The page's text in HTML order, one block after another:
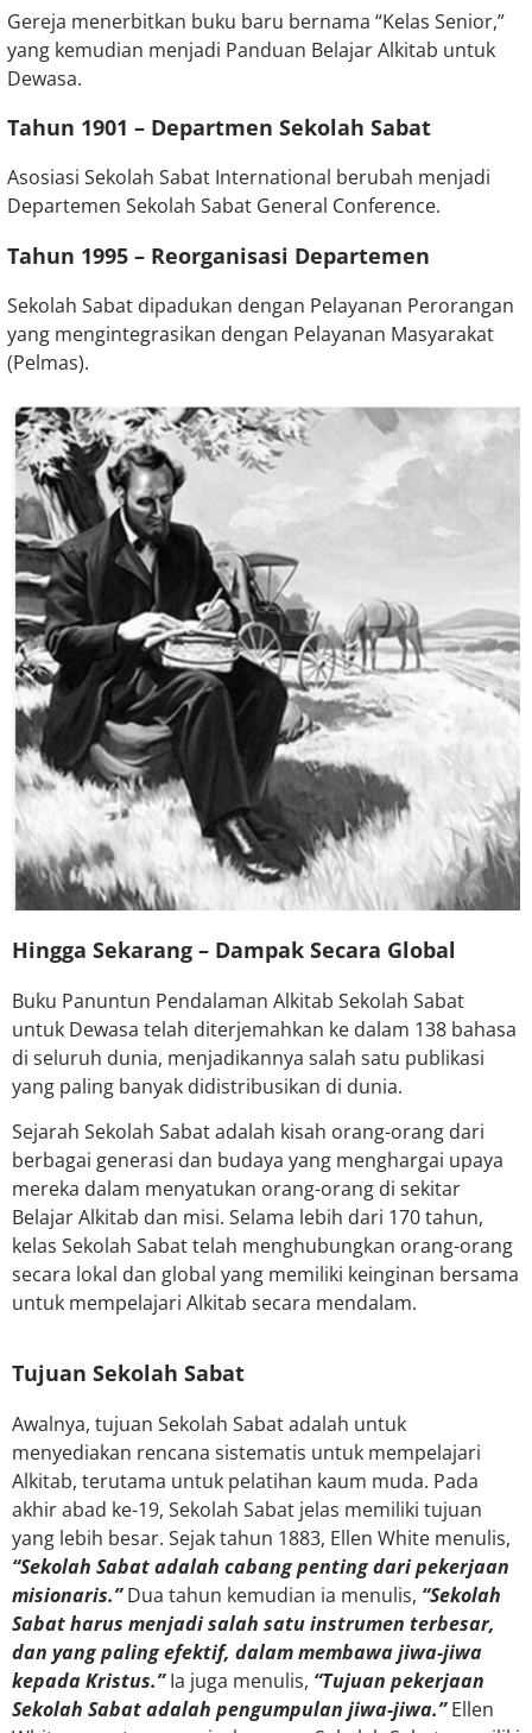
Gereja menerbitkan buku baru bernama “Kelas Senior,”
yang kemudian menjadi Panduan Belajar Alkitab untuk
Dewasa.
Tahun 1901 – Departmen Sekolah Sabat
Asosiasi Sekolah Sabat International berubah menjadi
Departemen Sekolah Sabat General Conference.
Tahun 1995 – Reorganisasi Departemen
Sekolah Sabat dipadukan dengan Pelayanan Perorangan
yang mengintegrasikan dengan Pelayanan Masyarakat
(Pelmas).
Hingga Sekarang – Dampak Secara Global
Buku Panuntun Pendalaman Alkitab Sekolah Sabat
untuk Dewasa telah diterjemahkan ke dalam 138 bahasa
di seluruh dunia, menjadikannya salah satu publikasi
yang paling banyak didistribusikan di dunia.
Sejarah Sekolah Sabat adalah kisah orang-orang dari
berbagai generasi dan budaya yang menghargai upaya
mereka dalam menyatukan orang-orang di sekitar
Belajar Alkitab dan misi. Selama lebih dari 170 tahun,
kelas Sekolah Sabat telah menghubungkan orang-orang
secara lokal dan global yang memiliki keinginan bersama
untuk mempelajari Alkitab secara mendalam.
Tujuan Sekolah Sabat
Awalnya, tujuan Sekolah Sabat adalah untuk
menyediakan rencana sistematis untuk mempelajari
Alkitab, terutama untuk pelatihan kaum muda. Pada
akhir abad ke-19, Sekolah Sabat jelas memiliki tujuan
yang lebih besar. Sejak tahun 1883, Ellen White menulis,
“Sekolah Sabat adalah cabang penting dari pekerjaan
misionaris.”Dua tahun kemudian ia menulis, “Sekolah
Sabat harus menjadi salah satu instrumen terbesar,
dan yang paling efektif, dalam membawa jiwa-jiwa
kepada Kristus.”Ia juga menulis, “Tujuan pekerjaan
Sekolah Sabat adalah pengumpulan jiwa-jiwa.”Ellen